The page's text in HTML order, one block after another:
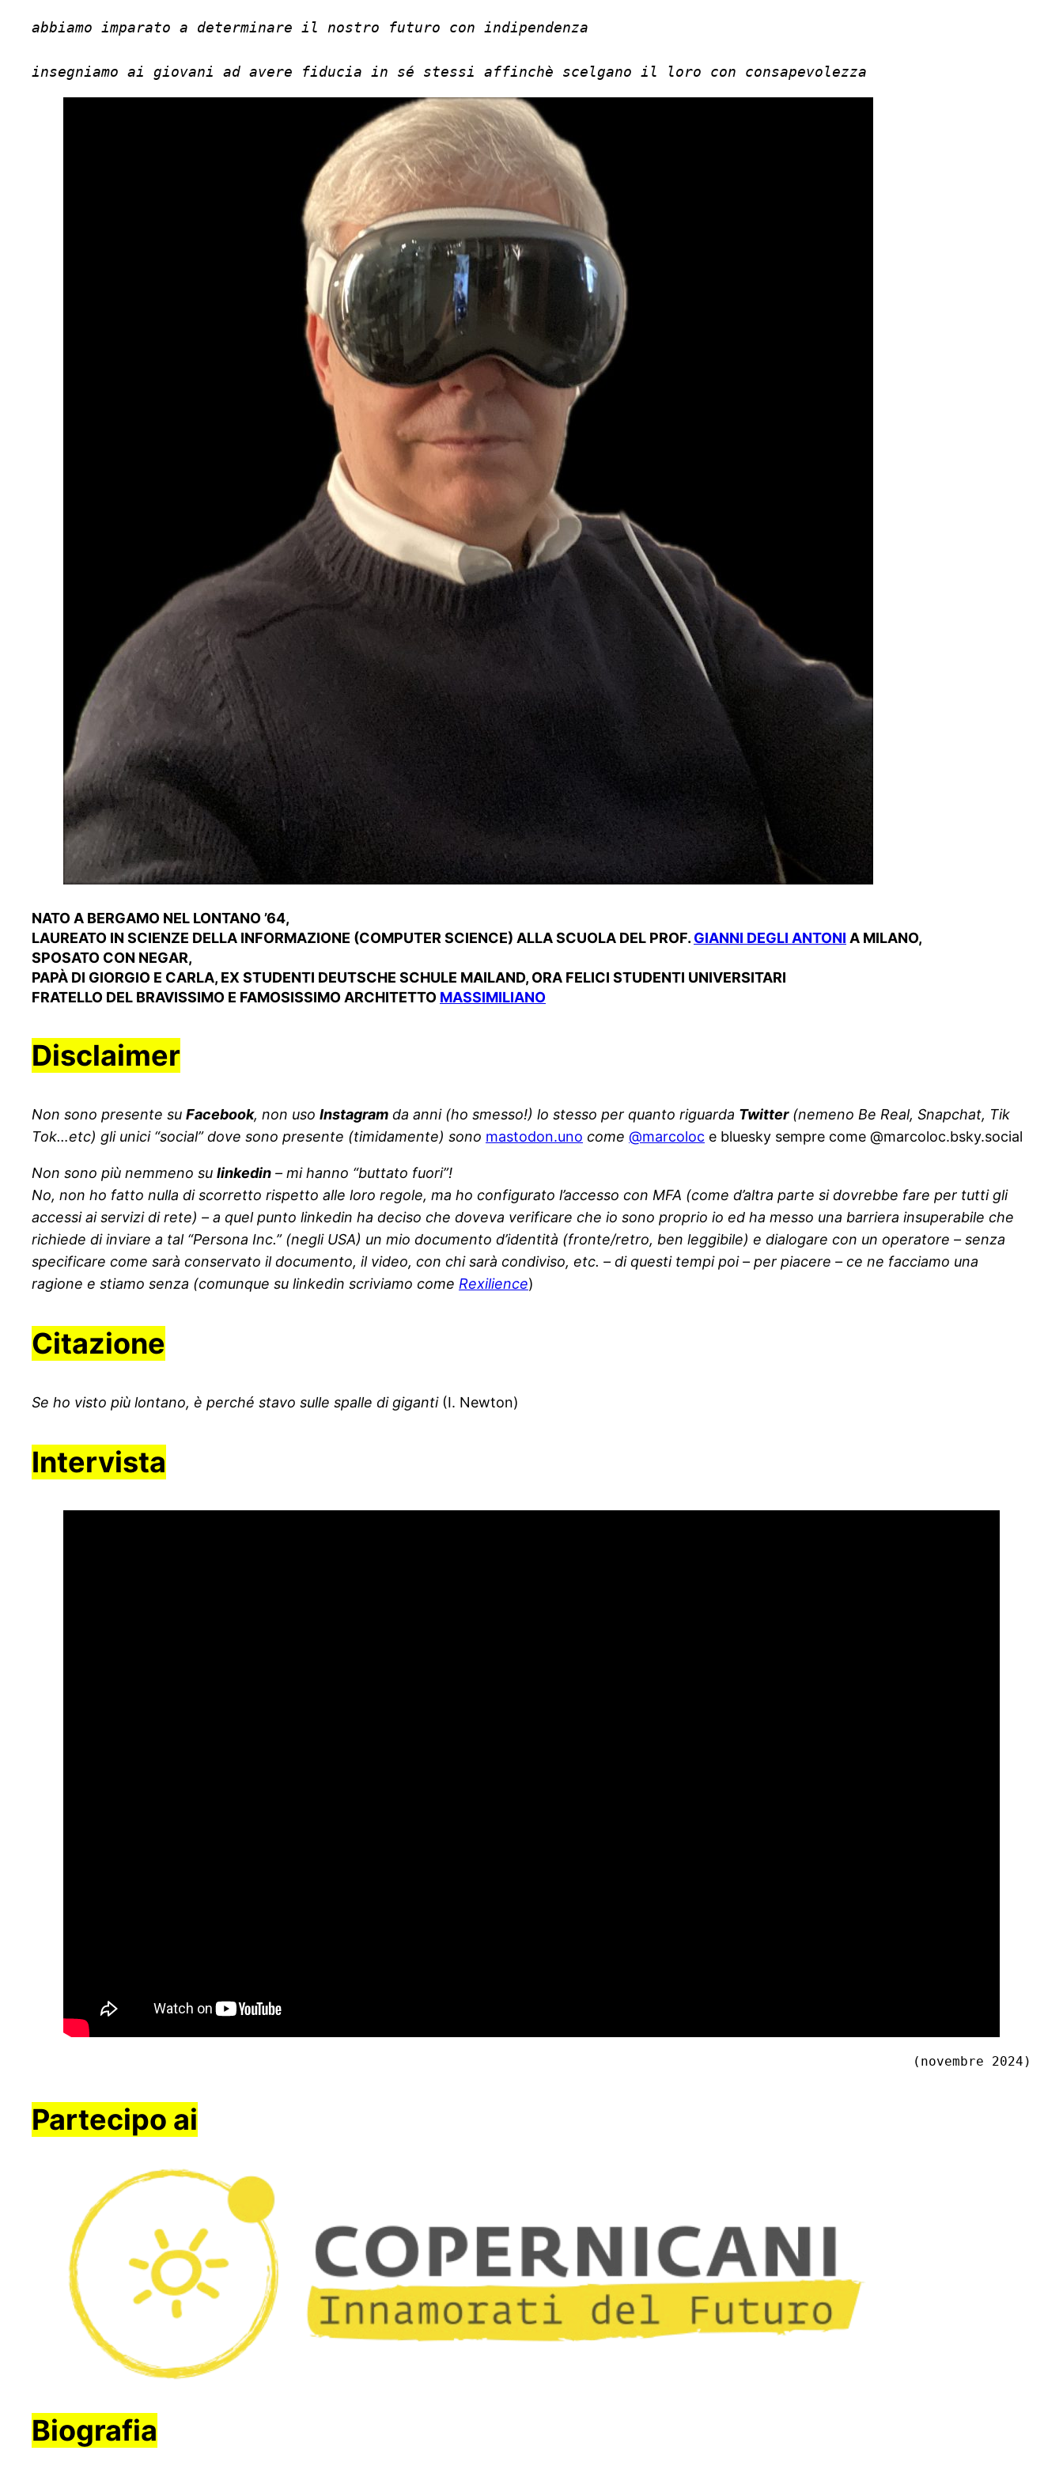
abbiamo imparato a determinare il nostro futuro con indipendenza
insegniamo ai giovani ad avere fiducia in sé stessi affinchè scelgano il loro con consapevolezza
NATO A BERGAMO NEL LONTANO ’64,
LAUREATO IN SCIENZE DELLA INFORMAZIONE (COMPUTER SCIENCE) ALLA SCUOLA DEL PROF. GIANNI DEGLI ANTONI A MILANO,
SPOSATO CON NEGAR,
PAPÀ DI GIORGIO E CARLA, EX STUDENTI DEUTSCHE SCHULE MAILAND, ORA FELICI STUDENTI UNIVERSITARI
FRATELLO DEL BRAVISSIMO E FAMOSISSIMO ARCHITETTO MASSIMILIANO
Disclaimer
Non sono presente su Facebook, non uso Instagram da anni (ho smesso!) lo stesso per quanto riguarda Twitter(nemeno Be Real, Snapchat, Tik
Tok…etc) gli unici “social” dove sono presente (timidamente) sono mastodon.uno come @marcoloc e bluesky sempre come @marcoloc.bsky.social
Non sono più nemmeno su linkedin – mi hanno “buttato fuori”!
No, non ho fatto nulla di scorretto rispetto alle loro regole, ma ho configurato l’accesso con MFA (come d’altra parte si dovrebbe fare per tutti gli
accessi ai servizi di rete) – a quel punto linkedin ha deciso che doveva verificare che io sono proprio io ed ha messo una barriera insuperabile che
richiede di inviare a tal “Persona Inc.” (negli USA) un mio documento d’identità (fronte/retro, ben leggibile) e dialogare con un operatore – senza
specificare come sarà conservato il documento, il video, con chi sarà condiviso, etc. – di questi tempi poi – per piacere – ce ne facciamo una
ragione e stiamo senza (comunque su linkedin scriviamo come Rexilience)
Citazione
Se ho visto più lontano, è perché stavo sulle spalle di giganti(I. Newton)
Intervista
(novembre 2024)
Partecipo ai
Biografia